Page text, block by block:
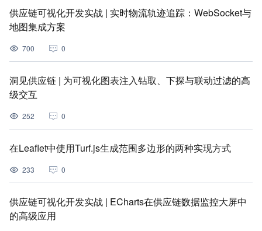
供应链可视化开发实战 | 实时物流轨迹追踪：WebSocket与
地图集成方案
700 0
洞见供应链 | 为可视化图表注入钻取、下探与联动过滤的高
级交互
252 0
在Leaflet中使用Turf.js生成范围多边形的两种实现方式
233 0
供应链可视化开发实战 | ECharts在供应链数据监控大屏中
的高级应用